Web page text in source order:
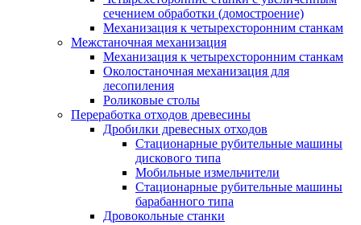
сечением обработки (домостроение)
Механизация к четырехсторонним станкам
Межстаночная механизация
Механизация к четырехсторонним станкам
Околостаночная механизация для
лесопиления
Роликовые столы
Переработка отходов древесины
Дробилки древесных отходов
Стационарные рубительные машины
дискового типа
Мобильные измельчители
Стационарные рубительные машины
барабанного типа
Дровокольные станки